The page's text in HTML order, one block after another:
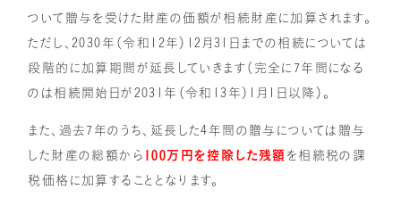
ついて贈与を受けた財産の価額が相続財産に加算されます。
ただし、2030年（令和12年）12月31日までの相続については
段階的に加算期間が延長していきます（完全に7年間になる
のは相続開始日が2031年（令和13年）1月1日以降）。
また、過去7年のうち、延長した4年間の贈与については贈与
した財産の総額から
100万円を控除した残額 を相続税の課
税価格に加算することとなります。